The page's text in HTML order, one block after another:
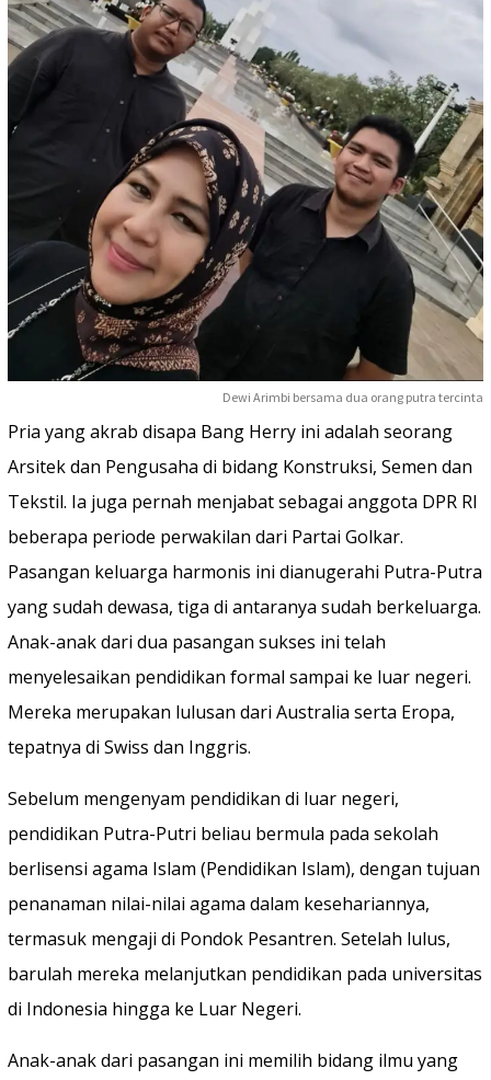
Dewi Arimbi bersama dua orang putra tercinta
Pria yang akrab disapa Bang Herry ini adalah seorang
Arsitek dan Pengusaha di bidang Konstruksi, Semen dan
Tekstil. Ia juga pernah menjabat sebagai anggota DPR RI
beberapa periode perwakilan dari Partai Golkar.
Pasangan keluarga harmonis ini dianugerahi Putra-Putra
yang sudah dewasa, tiga di antaranya sudah berkeluarga.
Anak-anak dari dua pasangan sukses ini telah
menyelesaikan pendidikan formal sampai ke luar negeri.
Mereka merupakan lulusan dari Australia serta Eropa,
tepatnya di Swiss dan Inggris.
Sebelum mengenyam pendidikan di luar negeri,
pendidikan Putra-Putri beliau bermula pada sekolah
berlisensi agama Islam (Pendidikan Islam), dengan tujuan
penanaman nilai-nilai agama dalam kesehariannya,
termasuk mengaji di Pondok Pesantren. Setelah lulus,
barulah mereka melanjutkan pendidikan pada universitas
di Indonesia hingga ke Luar Negeri.
Anak-anak dari pasangan ini memilih bidang ilmu yang